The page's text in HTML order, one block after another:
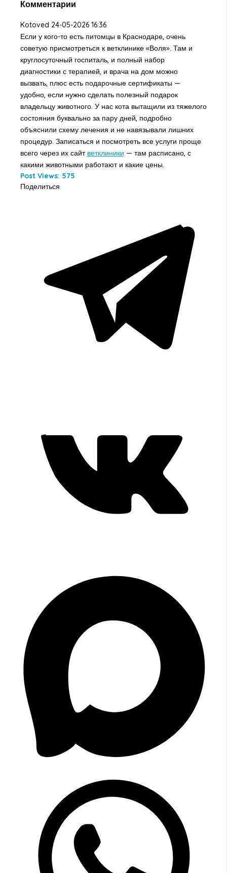
Комментарии
Kotoved 24-05-2026 16:36
Если у кого-то есть питомцы в Краснодаре, очень
советую присмотреться к ветклинике «Воля». Там и
круглосуточный госпиталь, и полный набор
диагностики с терапией, и врача на дом можно
вызвать, плюс есть подарочные сертификаты —
удобно, если нужно сделать полезный подарок
владельцу животного. У нас кота вытащили из тяжелого
состояния буквально за пару дней, подробно
объяснили схему лечения и не навязывали лишних
процедур. Записаться и посмотреть все услуги проще
всего через их сайт ветклиники — там расписано, с
какими животными работают и какие цены.
Post Views: 575
Поделиться